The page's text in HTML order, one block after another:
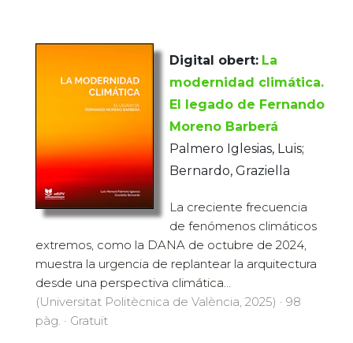
Digital obert: La
modernidad climática.
El legado de Fernando
Moreno Barberá
Palmero Iglesias, Luis;
Bernardo, Graziella
La creciente frecuencia
de fenómenos climáticos
extremos, como la DANA de octubre de 2024,
muestra la urgencia de replantear la arquitectura
desde una perspectiva climática...
(Universitat Politècnica de València, 2025) · 98
pàg. · Gratuït